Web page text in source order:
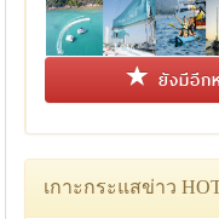
ยังมีอีก
เกาะกระแสข่าว